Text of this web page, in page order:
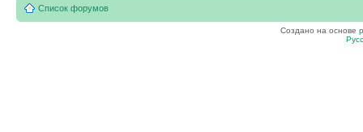
Список форумов
Создано на основе